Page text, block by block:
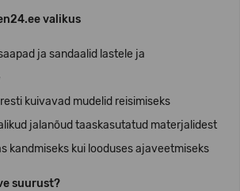
valikus
ja sandaalid lastele ja
kuivavad mudelid reisimiseks
jalanõud taaskasutatud materjalidest
kandmiseks kui looduses ajaveetmiseks
suurust?